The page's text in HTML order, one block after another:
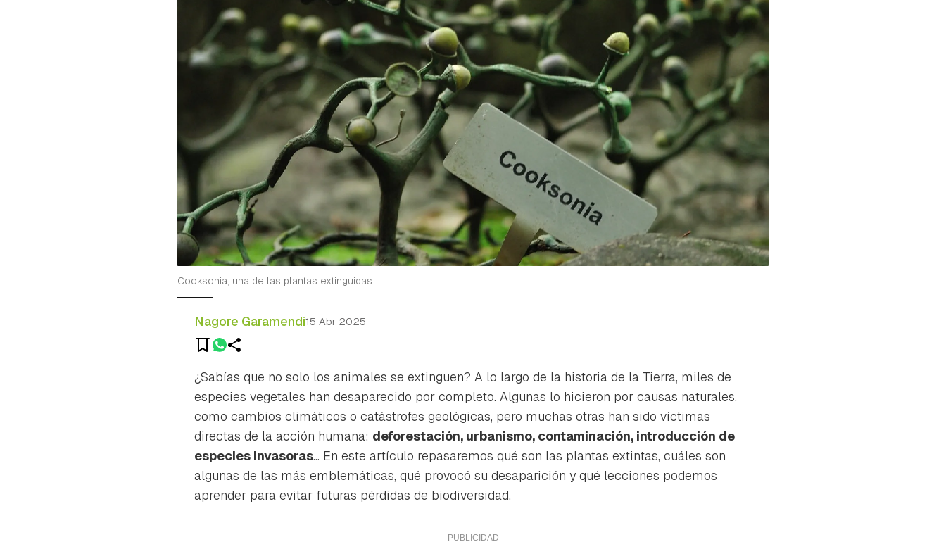
Cooksonia, una de las plantas extinguidas
Nagore Garamendi15 Abr 2025
¿Sabías que no solo los animales se extinguen? A lo largo de la historia de la Tierra, miles de
especies vegetales han desaparecido por completo. Algunas lo hicieron por causas naturales,
como cambios climáticos o catástrofes geológicas, pero muchas otras han sido víctimas
directas de la acción humana: deforestación, urbanismo, contaminación, introducción de
especies invasoras... En este artículo repasaremos qué son las plantas extintas, cuáles son
algunas de las más emblemáticas, qué provocó su desaparición y qué lecciones podemos
aprender para evitar futuras pérdidas de biodiversidad.